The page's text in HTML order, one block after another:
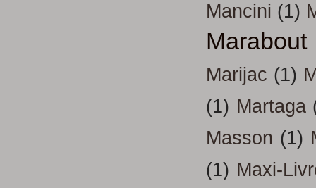
Mancini (1)
Marabout
Marijac (1)
(1) Martaga
Masson (1)
(1) Maxi-